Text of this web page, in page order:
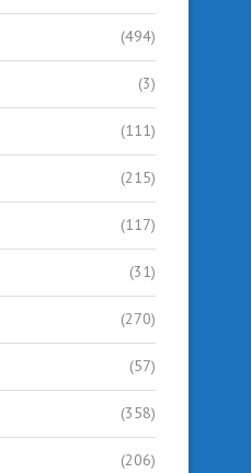
Penyaluran Dana Desa
Tahap II Tuntas,
July 25, 2026
(494)
(3)
(111)
(215)
(117)
(31)
(270)
(57)
(358)
(206)